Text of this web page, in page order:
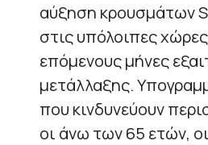
αύξηση κρουσμάτων
στις υπόλοιπες
επόμενους μήνες
μετάλλαξης.
που κινδυνεύουν
οι άνω των 65 ετών, οι